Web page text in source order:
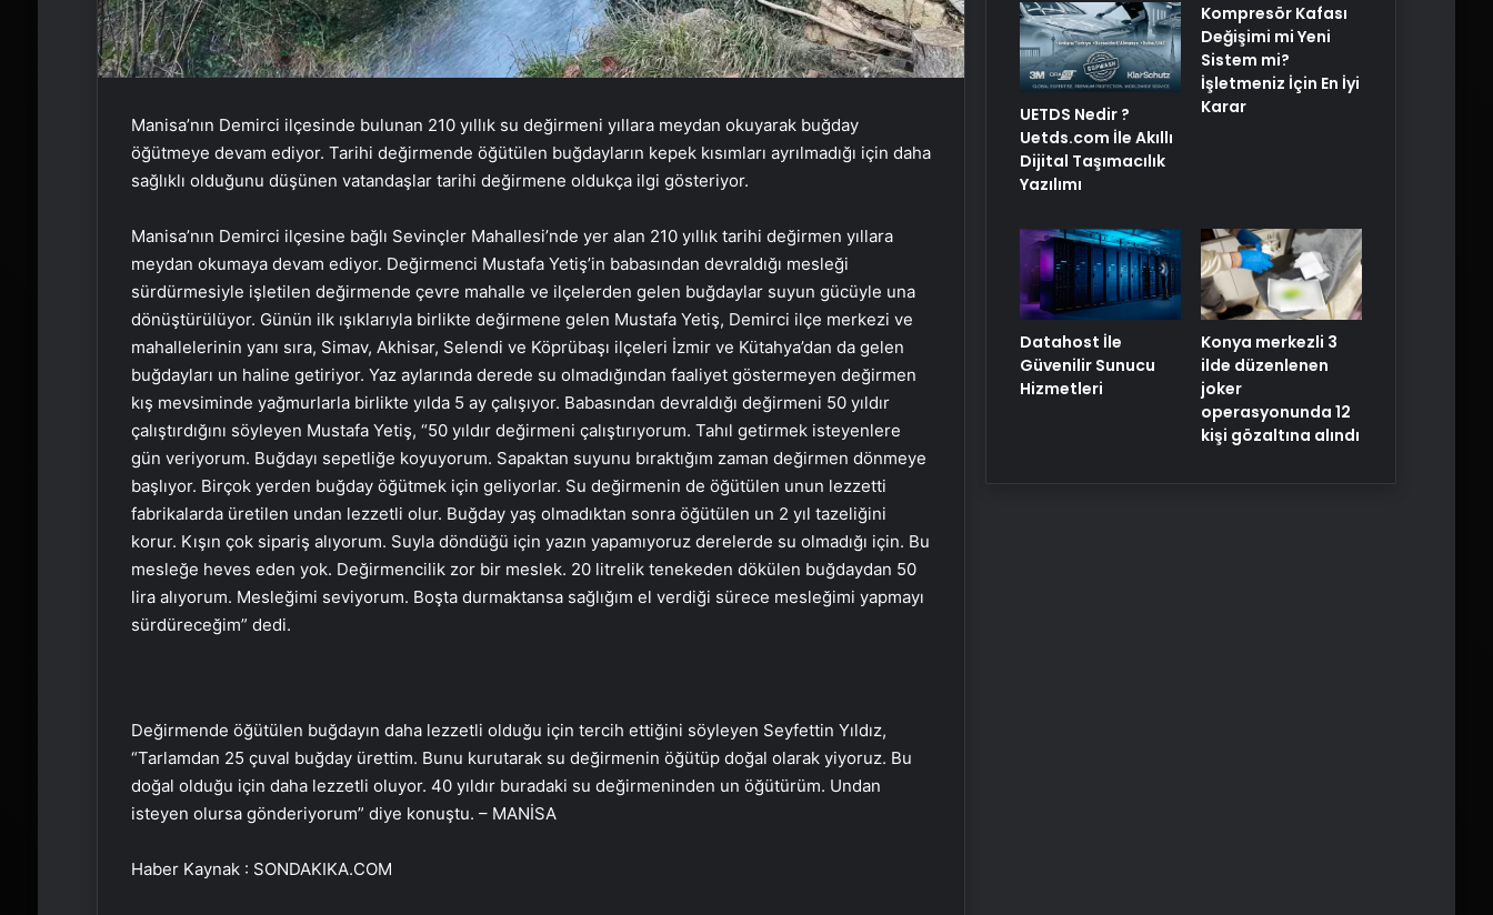
Manisa’nın Demirci ilçesinde bulunan 210 yıllık su değirmeni yıllara meydan okuyarak buğday
öğütmeye devam ediyor. Tarihi değirmende öğütülen buğdayların kepek kısımları ayrılmadığı için daha
sağlıklı olduğunu düşünen vatandaşlar tarihi değirmene oldukça ilgi gösteriyor.
Manisa’nın Demirci ilçesine bağlı Sevinçler Mahallesi’nde yer alan 210 yıllık tarihi değirmen yıllara
meydan okumaya devam ediyor. Değirmenci Mustafa Yetiş’in babasından devraldığı mesleği
sürdürmesiyle işletilen değirmende çevre mahalle ve ilçelerden gelen buğdaylar suyun gücüyle una
dönüştürülüyor. Günün ilk ışıklarıyla birlikte değirmene gelen Mustafa Yetiş, Demirci ilçe merkezi ve
mahallelerinin yanı sıra, Simav, Akhisar, Selendi ve Köprübaşı ilçeleri İzmir ve Kütahya’dan da gelen
buğdayları un haline getiriyor. Yaz aylarında derede su olmadığından faaliyet göstermeyen değirmen
kış mevsiminde yağmurlarla birlikte yılda 5 ay çalışıyor. Babasından devraldığı değirmeni 50 yıldır
çalıştırdığını söyleyen Mustafa Yetiş, “50 yıldır değirmeni çalıştırıyorum. Tahıl getirmek isteyenlere
gün veriyorum. Buğdayı sepetliğe koyuyorum. Sapaktan suyunu bıraktığım zaman değirmen dönmeye
başlıyor. Birçok yerden buğday öğütmek için geliyorlar. Su değirmenin de öğütülen unun lezzetti
fabrikalarda üretilen undan lezzetli olur. Buğday yaş olmadıktan sonra öğütülen un 2 yıl tazeliğini
korur. Kışın çok sipariş alıyorum. Suyla döndüğü için yazın yapamıyoruz derelerde su olmadığı için. Bu
mesleğe heves eden yok. Değirmencilik zor bir meslek. 20 litrelik tenekeden dökülen buğdaydan 50
lira alıyorum. Mesleğimi seviyorum. Boşta durmaktansa sağlığım el verdiği sürece mesleğimi yapmayı
sürdüreceğim” dedi.
Değirmende öğütülen buğdayın daha lezzetli olduğu için tercih ettiğini söyleyen Seyfettin Yıldız,
“Tarlamdan 25 çuval buğday ürettim. Bunu kurutarak su değirmenin öğütüp doğal olarak yiyoruz. Bu
doğal olduğu için daha lezzetli oluyor. 40 yıldır buradaki su değirmeninden un öğütürüm. Undan
isteyen olursa gönderiyorum” diye konuştu. – MANİSA
Haber Kaynak : SONDAKIKA.COM
yaralı
Tüm Türkiye onu konuşmuştu!
UETDS Nedir ?
Uetds.com İle Akıllı
Dijital Taşımacılık
Yazılımı
Kompresör Kafası
Değişimi mi Yeni
Sistem mi?
İşletmeniz İçin En İyi
Karar
Datahost İle
Güvenilir Sunucu
Hizmetleri
Konya merkezli 3
ilde düzenlenen
joker
operasyonunda 12
kişi gözaltına alındı